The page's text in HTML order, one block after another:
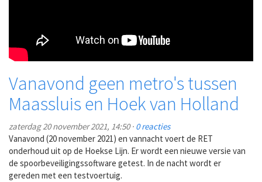
Vanavond geen metro's tussen
Maassluis en Hoek van Holland
zaterdag 20 november 2021, 14:50 · 0 reacties
Vanavond (20 november 2021) en vannacht voert de RET
onderhoud uit op de Hoekse Lijn. Er wordt een nieuwe versie van
de spoorbeveiligingssoftware getest. In de nacht wordt er
gereden met een testvoertuig.